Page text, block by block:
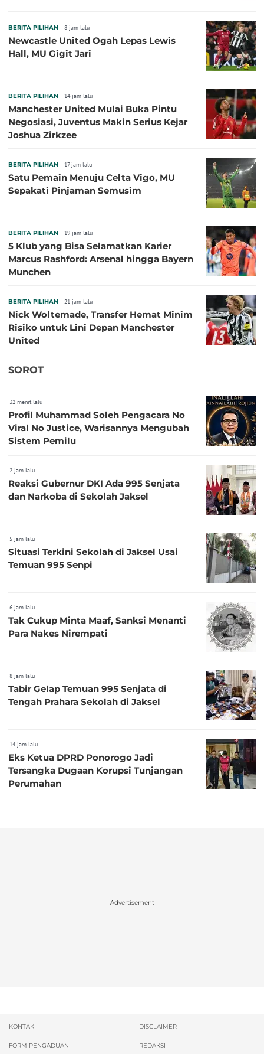
BERITA PILIHAN 8 jam lalu
Newcastle United Ogah Lepas Lewis
Hall, MU Gigit Jari
BERITA PILIHAN 14 jam lalu
Manchester United Mulai Buka Pintu
Negosiasi, Juventus Makin Serius Kejar
Joshua Zirkzee
BERITA PILIHAN 17 jam lalu
Satu Pemain Menuju Celta Vigo, MU
Sepakati Pinjaman Semusim
BERITA PILIHAN 19 jam lalu
5 Klub yang Bisa Selamatkan Karier
Marcus Rashford: Arsenal hingga Bayern
Munchen
BERITA PILIHAN 21 jam lalu
Nick Woltemade, Transfer Hemat Minim
Risiko untuk Lini Depan Manchester
United
SOROT
32 menit lalu
Profil Muhammad Soleh Pengacara No
Viral No Justice, Warisannya Mengubah
Sistem Pemilu
2 jam lalu
Reaksi Gubernur DKI Ada 995 Senjata
dan Narkoba di Sekolah Jaksel
5 jam lalu
Situasi Terkini Sekolah di Jaksel Usai
Temuan 995 Senpi
6 jam lalu
Tak Cukup Minta Maaf, Sanksi Menanti
Para Nakes Nirempati
8 jam lalu
Tabir Gelap Temuan 995 Senjata di
Tengah Prahara Sekolah di Jaksel
14 jam lalu
Eks Ketua DPRD Ponorogo Jadi
Tersangka Dugaan Korupsi Tunjangan
Perumahan
Advertisement
KONTAK DISCLAIMER
FORM PENGADUAN REDAKSI